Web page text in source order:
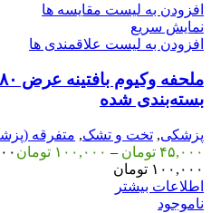
افزودن به لیست مقایسه ها
نمایش سریع
افزودن به لیست علاقمندی ها
بسته‌بندی شده
پزشکی, تخت و تشک, متفرقه
۴۵,۰۰۰ تومان – ۱۰۰,۰۰۰ تومان
۱۰۰,۰۰۰ تومان
اطلاعات بیشتر
ناموجود